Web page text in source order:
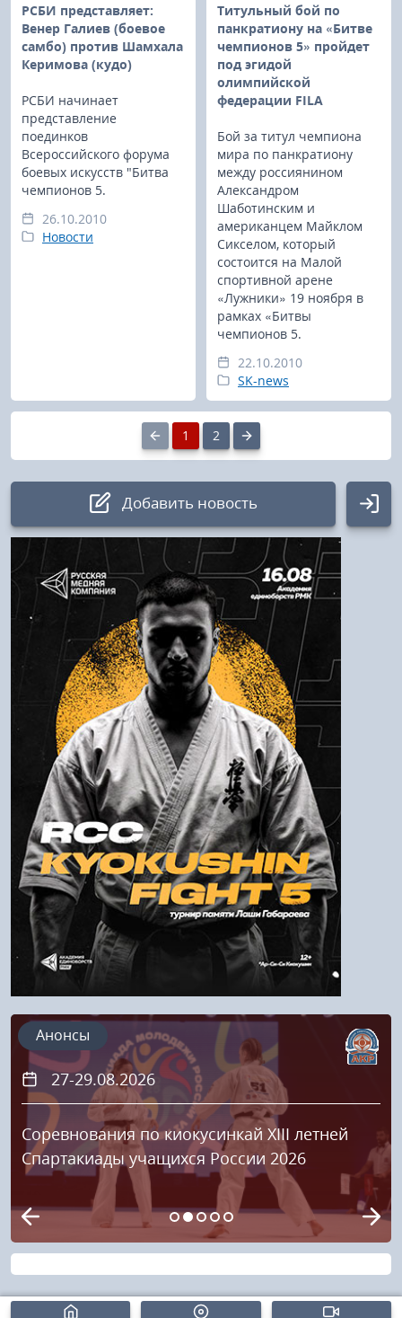
РСБИ представляет:
Венер Галиев (боевое
самбо) против Шамхала
Керимова (кудо)
РСБИ начинает
представление
поединков
Всероссийского форума
боевых искусств "Битва
чемпионов 5.
26.10.2010
Новости
Титульный бой по
панкратиону на «Битве
чемпионов 5» пройдет
под эгидой
олимпийской
федерации FILA
Бой за титул чемпиона
мира по панкратиону
между россиянином
Александром
Шаботинским и
американцем Майклом
Сикселом, который
состоится на Малой
спортивной арене
«Лужники» 19 ноября в
рамках «Битвы
чемпионов 5.
22.10.2010
SK-news
1 2
Добавить новость
Авторизация
Логин:
Пароль
Войти
Напомнить пароль
Регистрация
27-29.08.2026
Соревнования по киокусинкай XIII летней
Спартакиады учащихся России 2026
Анонсы